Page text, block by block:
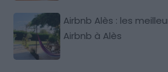
Airbnb Alès : les
Airbnb à Alès